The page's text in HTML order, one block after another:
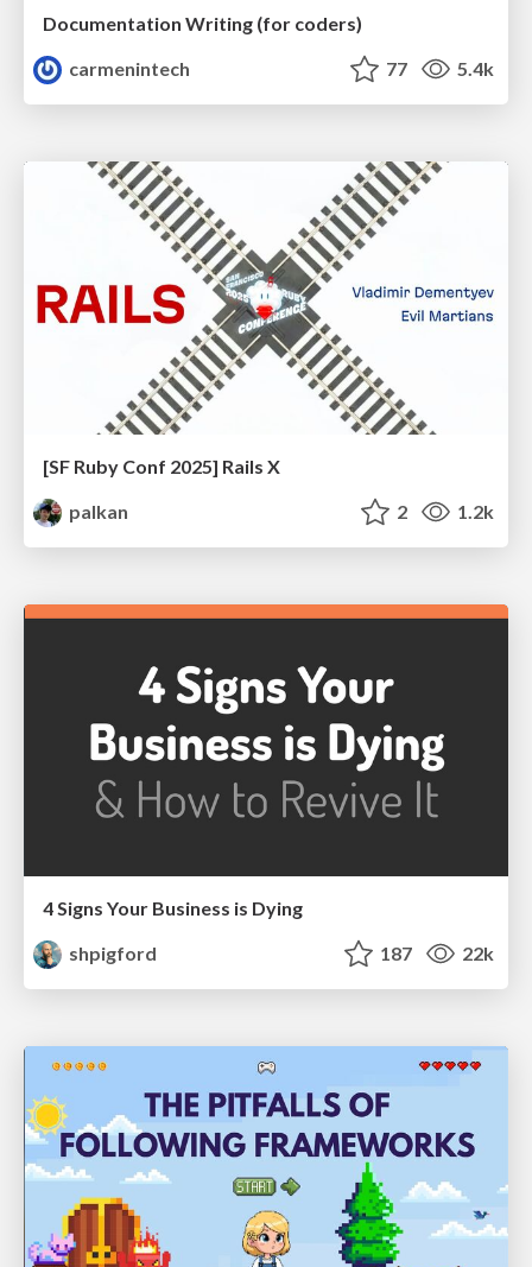
Documentation Writing (for coders)
carmenintech
77 5.4k
[SF Ruby Conf 2025] Rails X
palkan
2 1.2k
4 Signs Your Business is Dying
shpigford
187 22k